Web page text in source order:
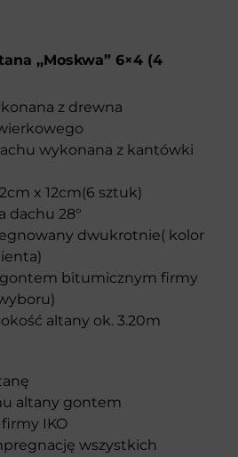
,,Moskwa” 6×4 (4
z drewna
wykonana z kantówki
x 12cm(6 sztuk)
dachu 28°
dwukrotnie( kolor
bitumicznym firmy
altany ok. 3.20m
altany gontem
IKO
wszystkich